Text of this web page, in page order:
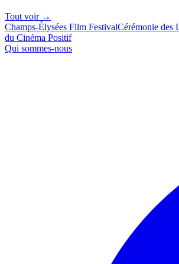
Tout voir →
Champs-Élysées Film FestivalCérémonie des
du Cinéma Positif
Qui sommes-nous